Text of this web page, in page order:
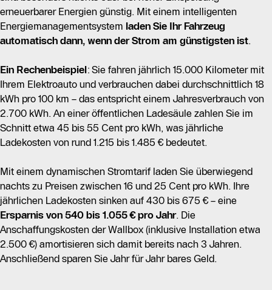
erneuerbarer Energien günstig. Mit einem intelligenten
Energiemanagementsystem laden Sie Ihr Fahrzeug
automatisch dann, wenn der Strom am günstigsten ist.
Ein Rechenbeispiel: Sie fahren jährlich 15.000 Kilometer mit
Ihrem Elektroauto und verbrauchen dabei durchschnittlich 18
kWh pro 100 km – das entspricht einem Jahresverbrauch von
2.700 kWh. An einer öffentlichen Ladesäule zahlen Sie im
Schnitt etwa 45 bis 55 Cent pro kWh, was jährliche
Ladekosten von rund 1.215 bis 1.485 € bedeutet.
Mit einem dynamischen Stromtarif laden Sie überwiegend
nachts zu Preisen zwischen 16 und 25 Cent pro kWh. Ihre
jährlichen Ladekosten sinken auf 430 bis 675 € – eine
Ersparnis von 540 bis 1.055 € pro Jahr. Die
Anschaffungskosten der Wallbox (inklusive Installation etwa
2.500 €) amortisieren sich damit bereits nach 3 Jahren.
Anschließend sparen Sie Jahr für Jahr bares Geld.